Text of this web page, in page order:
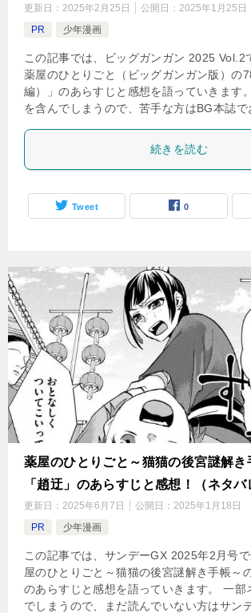
更新日： 2025年2月25日 公開日： 2025年1月25日
PR
少年漫画
この記事では、ビッグガンガン 2025 Vol.2
薬屋のひとりごと（ビッグガンガン版）の
編）」のあらすじと感想を語っていきます
を含んでしまうので、苦手な方はBG本誌
続きを読む
Tweet 0
薬屋のひとりごと～猫猫の後宮謎解
「趙迂」のあらすじと感想！（ネタバ
更新日： 2025年6月7日 公開日： 2025年1月18日
PR
少年漫画
この記事では、サンデーGX 2025年2月号
屋のひとりごと～猫猫の後宮謎解き手帳～
のあらすじと感想を語っていきます。 一部
でしまうので、まだ読んでいない方はサン